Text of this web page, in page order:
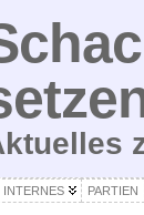
INTERNES PARTIEN